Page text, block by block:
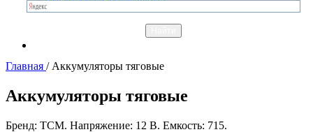
Главная / Аккумуляторы тяговые
Аккумуляторы тяговые
Бренд: TCM. Напряжение: 12 В. Емкость: 715.